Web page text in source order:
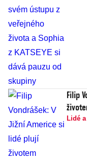
Filip
Lidé